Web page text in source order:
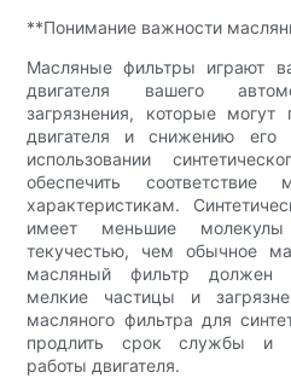
**Понимание важности
Масляные фильтры играют
двигателя вашего
загрязнения, которые
двигателя и снижению его
использовании
обеспечить соответствие
характеристикам.
имеет меньшие
текучестью, чем обычное
масляный фильтр должен
мелкие частицы и
масляного фильтра для
продлить срок службы и
работы двигателя.